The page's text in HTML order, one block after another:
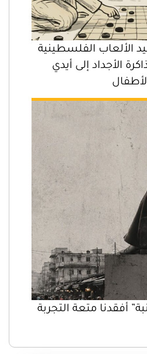
الألعاب الفلسطينية
الأجداد إلى أيدي
أفقدنا متعة التجربة